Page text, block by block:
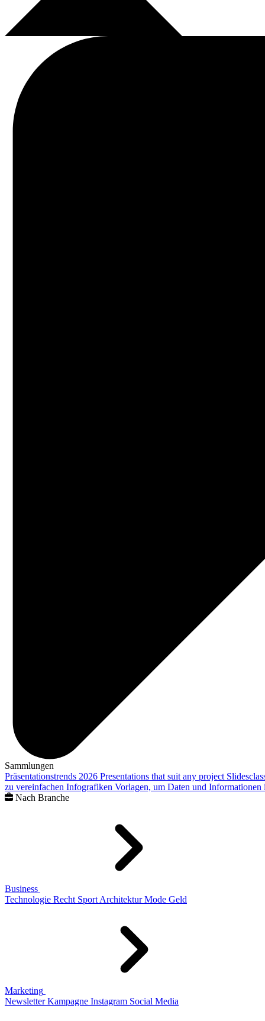
Sammlungen
Präsentationstrends 2026 Presentations that suit any project
zu vereinfachen Infografiken Vorlagen, um Daten und
Nach Branche
Business
Technologie Recht Sport Architektur Mode Geld
Marketing
Newsletter Kampagne Instagram Social Media